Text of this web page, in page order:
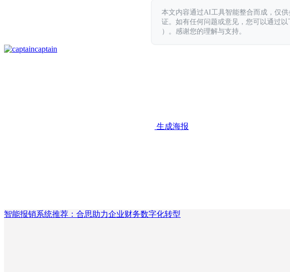
本文内容通过AI工具智能整合而成，仅
证。如有任何问题或意见，您可以通过以
）。感谢您的理解与支持。
captain
生成海报
智能报销系统推荐：合思助力企业财务数字化转型